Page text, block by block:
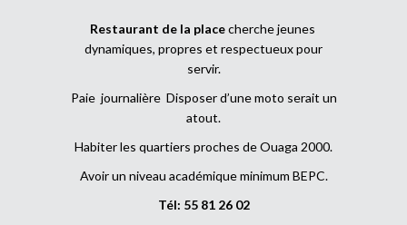
Restaurant de la placecherche jeunes
dynamiques, propres et respectueux pour
servir.
Paie journalière Disposer d’une moto serait un
atout.
Habiter les quartiers proches de Ouaga 2000.
Avoir un niveau académique minimum BEPC.
Tél: 55 81 26 02